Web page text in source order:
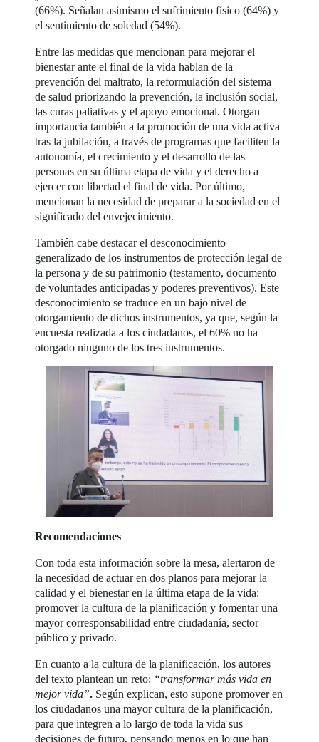
(66%). Señalan asimismo el sufrimiento físico (64%) y
el sentimiento de soledad (54%).
Entre las medidas que mencionan para mejorar el
bienestar ante el final de la vida hablan de la
prevención del maltrato, la reformulación del sistema
de salud priorizando la prevención, la inclusión social,
las curas paliativas y el apoyo emocional. Otorgan
importancia también a la promoción de una vida activa
tras la jubilación, a través de programas que faciliten la
autonomía, el crecimiento y el desarrollo de las
personas en su última etapa de vida y el derecho a
ejercer con libertad el final de vida. Por último,
mencionan la necesidad de preparar a la sociedad en el
significado del envejecimiento.
También cabe destacar el desconocimiento
generalizado de los instrumentos de protección legal de
la persona y de su patrimonio (testamento, documento
de voluntades anticipadas y poderes preventivos). Este
desconocimiento se traduce en un bajo nivel de
otorgamiento de dichos instrumentos, ya que, según la
encuesta realizada a los ciudadanos, el 60% no ha
otorgado ninguno de los tres instrumentos.
Recomendaciones
Con toda esta información sobre la mesa, alertaron de
la necesidad de actuar en dos planos para mejorar la
calidad y el bienestar en la última etapa de la vida:
promover la cultura de la planificación y fomentar una
mayor corresponsabilidad entre ciudadanía, sector
público y privado.
En cuanto a la cultura de la planificación, los autores
del texto plantean un reto: “transformar más vida en
mejor vida”. Según explican, esto supone promover en
los ciudadanos una mayor cultura de la planificación,
para que integren a lo largo de toda la vida sus
decisiones de futuro, pensando menos en lo que han